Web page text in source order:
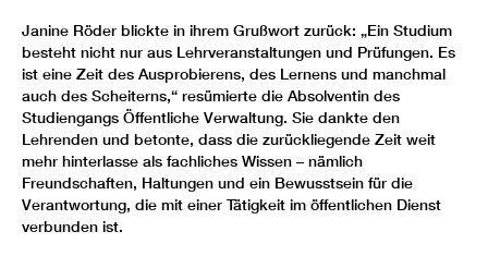
Janine Röder blickte in ihrem Grußwort zurück: „Ein Studium
besteht nicht nur aus Lehrveranstaltungen und Prüfungen. Es
ist eine Zeit des Ausprobierens, des Lernens und manchmal
auch des Scheiterns,“ resümierte die Absolventin des
Studiengangs Öffentliche Verwaltung. Sie dankte den
Lehrenden und betonte, dass die zurückliegende Zeit weit
mehr hinterlasse als fachliches Wissen – nämlich
Freundschaften, Haltungen und ein Bewusstsein für die
Verantwortung, die mit einer Tätigkeit im öffentlichen Dienst
verbunden ist.